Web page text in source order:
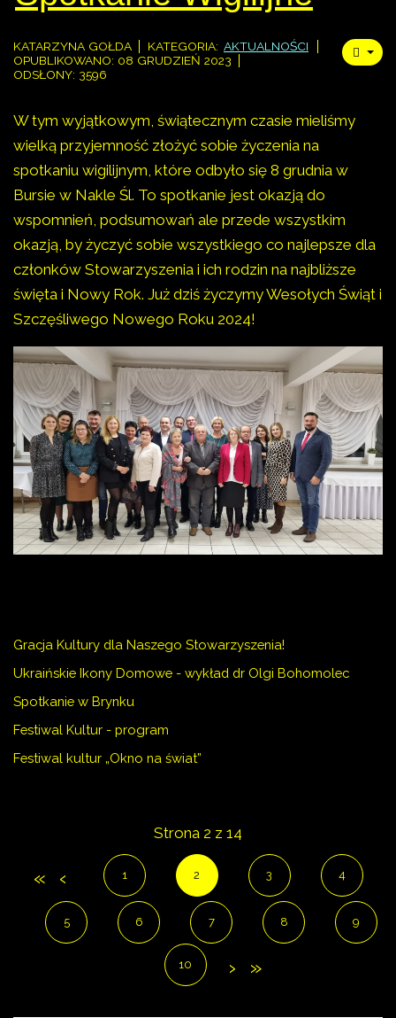
KATARZYNA GOŁDA KATEGORIA: AKTUALNOŚCI
OPUBLIKOWANO: 08 GRUDZIEŃ 2023
ODSŁONY: 3596
W tym wyjątkowym, świątecznym czasie mieliśmy
wielką przyjemność złożyć sobie życzenia na
spotkaniu wigilijnym, które odbyło się 8 grudnia w
Bursie w Nakle Śl. To spotkanie jest okazją do
wspomnień, podsumowań ale przede wszystkim
okazją, by życzyć sobie wszystkiego co najlepsze dla
członków Stowarzyszenia i ich rodzin na najbliższe
święta i Nowy Rok. Już dziś życzymy Wesołych Świąt i
Szczęśliwego Nowego Roku 2024!
Gracja Kultury dla Naszego Stowarzyszenia!
Ukraińskie Ikony Domowe - wykład dr Olgi Bohomolec
Spotkanie w Brynku
Festiwal Kultur - program
Festiwal kultur „Okno na świat”
Strona 2 z 14
1 2 3 4
5 6 7 8 9
10